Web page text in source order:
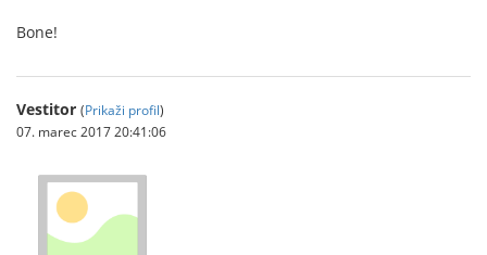
Bone!
Vestitor (Prikaži profil)
07. marec 2017 20:41:06